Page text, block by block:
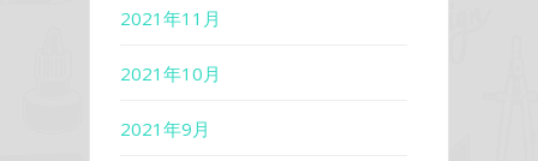
2021年11月
2021年10月
2021年9月